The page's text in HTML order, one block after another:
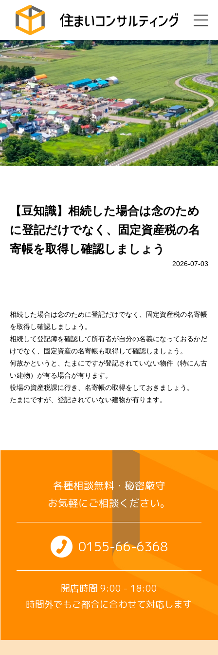
【豆知識】相続した場合は念のため
に登記だけでなく、固定資産税の名
寄帳を取得し確認しましょう
2026-07-03
相続した場合は念のために登記だけでなく、固定資産税の名寄帳
を取得し確認しましょう。
相続して登記簿を確認して所有者が自分の名義になっておるかだ
けでなく、固定資産の名寄帳も取得して確認しましょう。
何故かというと、たまにですが登記されていない物件（特にん古
い建物）が有る場合が有ります。
役場の資産税課に行き、名寄帳の取得をしておきましょう。
たまにですが、登記されていない建物が有ります。
各種相談無料・秘密厳守
お気軽にご相談ください。
0155-66-6368
開店時間 9:00 - 18:00
時間外でもご都合に合わせて対応します